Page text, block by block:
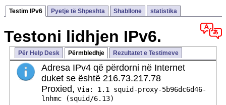
Testim IPv6 Pyetje të Shpeshta Shabllone statistika
Testoni lidhjen IPv6.
Për Help Desk Përmbledhje Rezultatet e Testimeve
Adresa IPv4 që përdorni në Internet
duket se është 216.73.217.78
Proxied, Via: 1.1 squid-proxy-5b96dc6d46-
lnhmc (squid/6.13)